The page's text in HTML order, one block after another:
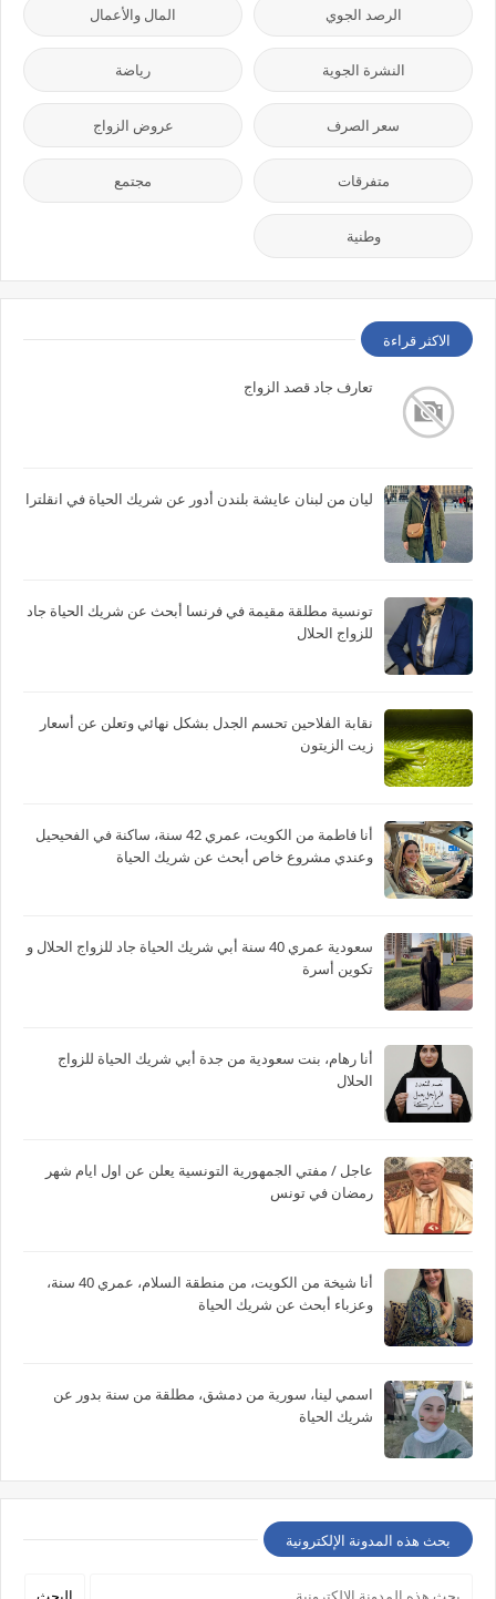
الرصد الجوي المال والأعمال
النشرة الجوية رياضة
سعر الصرف عروض الزواج
متفرقات مجتمع
وطنية
الاكثر قراءة
تعارف جاد قصد الزواج
ليان من لبنان عايشة بلندن أدور عن شريك الحياة في انقلترا
تونسية مطلقة مقيمة في فرنسا أبحث عن شريك الحياة جاد
للزواج الحلال
نقابة الفلاحين تحسم الجدل بشكل نهائي وتعلن عن أسعار
زيت الزيتون
أنا فاطمة من الكويت، عمري 42 سنة، ساكنة في الفحيحيل
وعندي مشروع خاص أبحث عن شريك الحياة
سعودية عمري 40 سنة أبي شريك الحياة جاد للزواج الحلال و
تكوين أسرة
أنا رهام، بنت سعودية من جدة أبي شريك الحياة للزواج
الحلال
عاجل / مفتي الجمهورية التونسية يعلن عن اول ايام شهر
رمضان في تونس
أنا شيخة من الكويت، من منطقة السلام، عمري 40 سنة،
وعزباء أبحث عن شريك الحياة
اسمي لينا، سورية من دمشق، مطلقة من سنة بدور عن
شريك الحياة
بحث هذه المدونة الإلكترونية